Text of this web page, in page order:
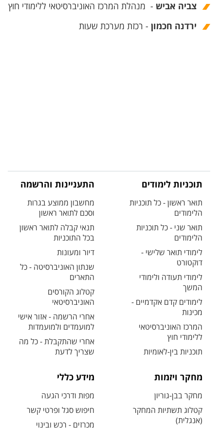
צביה אביש - מנהלת המרכז האוניברסיטאי ללימודי חוץ
ירדנה חכמון - רכזת מערכת שעות
תוכניות לימודים
תואר ראשון - כל תוכניות
הלימודים
תואר שני - כל תוכניות
הלימודים
לימודי תואר שלישי -
דוקטורט
לימודי תעודה ולימודי
המשך
לימודים קדם אקדמיים -
מכינות
המרכז האוניברסיטאי
ללימודי חוץ
תוכניות בין-לאומיות
התעניינות והרשמה
מחשבון ממוצע בגרות
וסכם לתואר ראשון
תנאי קבלה לתואר ראשון
בכל התוכניות
דיור ומעונות
שנתון האוניברסיטה - כל
התארים
קטלוג הקורסים
האוניברסיטאי
אחרי הרשמה - אזור אישי
למועמדים ולמועמדות
אחרי שהתקבלת - כל מה
שצריך לדעת
מחקר ויזמות
מחקר בבן-גוריון
קטלוג תשתיות המחקר
(אנגלית)
מידע כללי
מפות ודרכי הגעה
חיפוש סגל ופרטי קשר
מכרזים - רכש ובינוי